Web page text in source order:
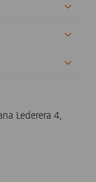
Lederera 4,